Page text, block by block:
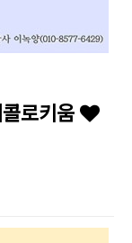
로키움